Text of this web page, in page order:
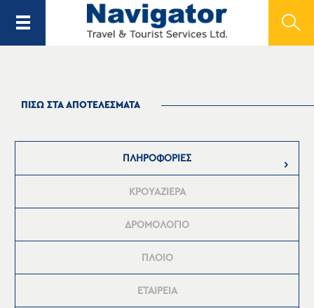
ΠΙΣΩ ΣΤΑ ΑΠΟΤΕΛΕΣΜΑΤΑ
ΠΛΗΡΟΦΟΡΙΕΣ
ΚΡΟΥΑΖΙΕΡΑ
ΔΡΟΜΟΛΟΓΙΟ
ΠΛΟΙΟ
ΕΤΑΙΡΕΙΑ